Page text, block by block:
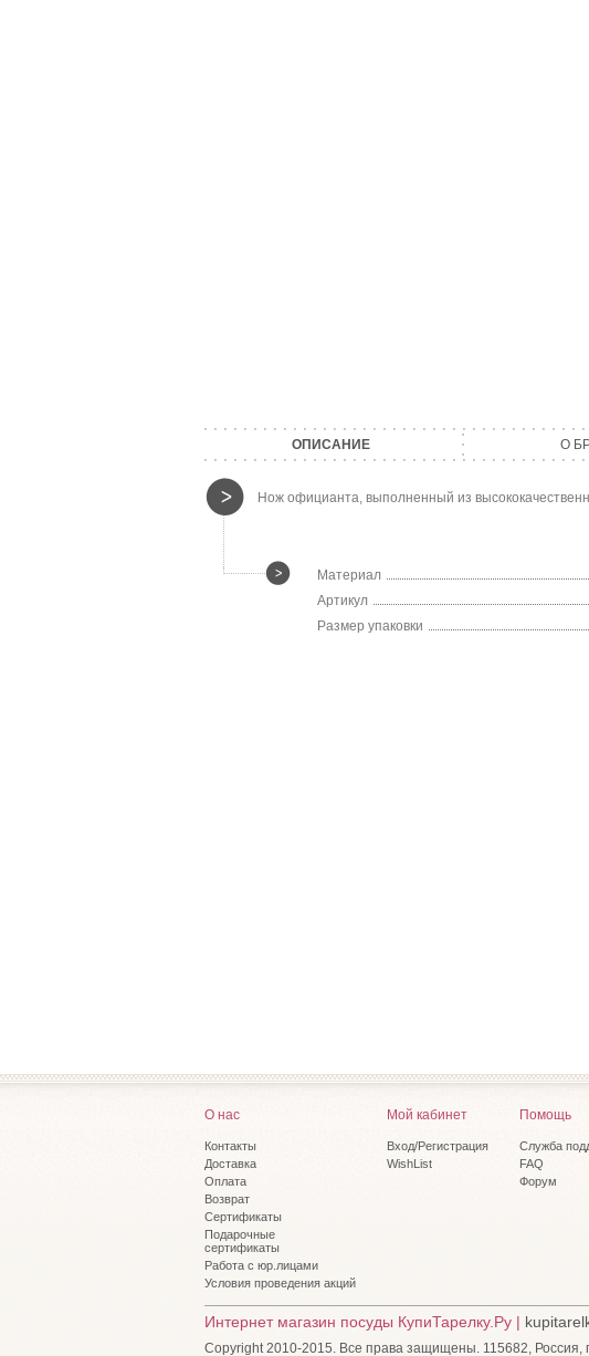
ОПИСАНИЕ О
Нож официанта, выполненный из
Материал
Артикул
Размер упаковки
О нас
Контакты
Доставка
Оплата
Возврат
Сертификаты
Подарочные
сертификаты
Работа с юр.лицами
Условия проведения акций
Мой кабинет
Вход/Регистрация
WishList
Помощь
Служба
FAQ
Форум
Интернет магазин посуды КупиТарелку.Ру |
Copyright 2010-2015. Все права защищены. 115682, Россия,